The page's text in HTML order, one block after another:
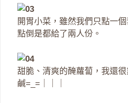
開胃小菜，雖然我們只點一
點倒是都給了兩人份。
甜脆、清爽的醃蘿蔔，我還
鹹=_=｜｜｜